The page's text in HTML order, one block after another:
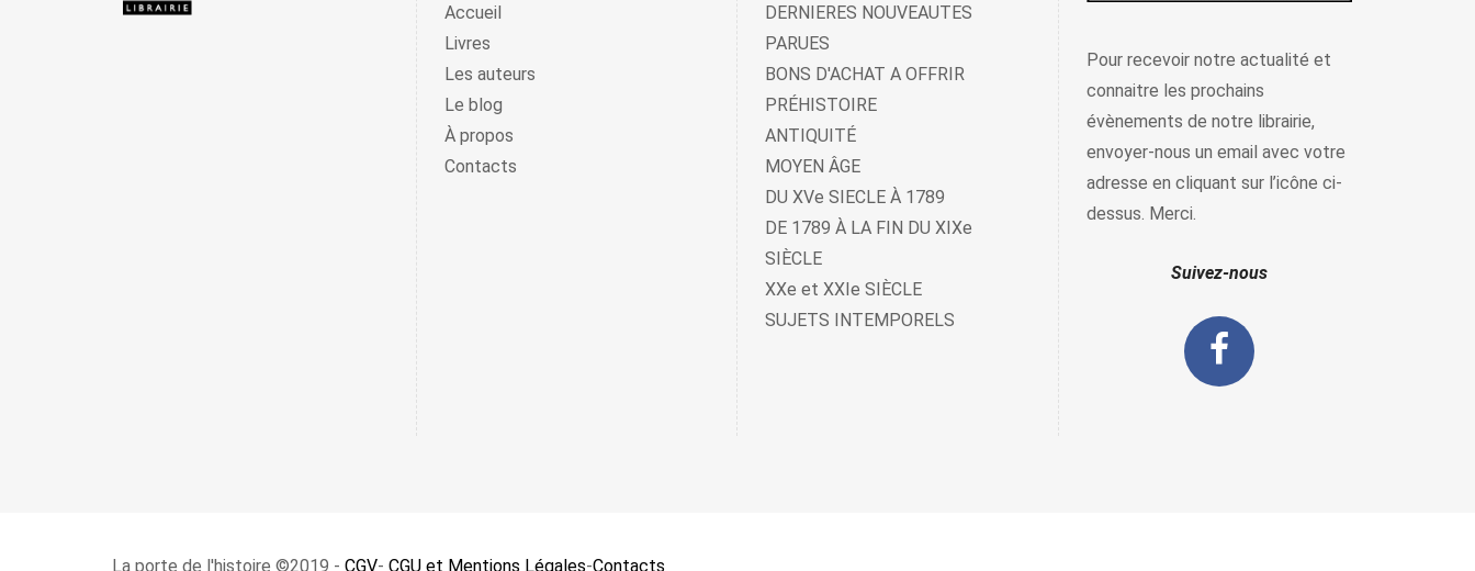
Accueil
Livres
Les auteurs
Le blog
À propos
Contacts
DERNIERES NOUVEAUTES
PARUES
BONS D'ACHAT A OFFRIR
PRÉHISTOIRE
ANTIQUITÉ
MOYEN ÂGE
DU XVe SIECLE À 1789
DE 1789 À LA FIN DU XIXe
SIÈCLE
XXe et XXIe SIÈCLE
SUJETS INTEMPORELS
Pour recevoir notre actualité et
connaitre les prochains
évènements de notre librairie,
envoyer-nous un email avec votre
adresse en cliquant sur l’icône ci-
dessus. Merci.
Suivez-nous
La porte de l'histoire ©2019 - CGV- CGU et Mentions Légales-Contacts